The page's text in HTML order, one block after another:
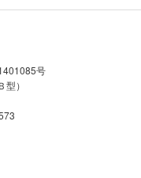
号
）